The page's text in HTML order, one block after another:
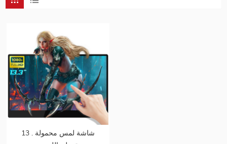
13 . شاشة لمس محمولة